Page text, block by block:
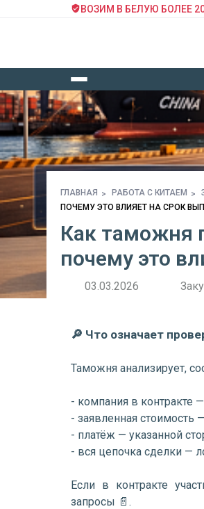
ВОЗИМ В БЕЛУЮ БОЛЕЕ
ГЛАВНАЯ РАБОТА С КИТАЕМ
ПОЧЕМУ ЭТО ВЛИЯЕТ НА СРОК
Как таможня
почему это
03.03.2026
🔎 Что означает
Таможня анализирует,
- компания в контракте
- заявленная
- платёж — указанной
- вся цепочка сделки —
Если в контракте
запросы 📄.